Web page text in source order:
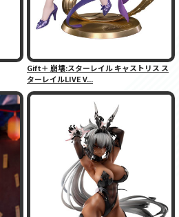
Gift＋ 崩壊:スターレイル キャストリス ス
ターレイルLIVE V...